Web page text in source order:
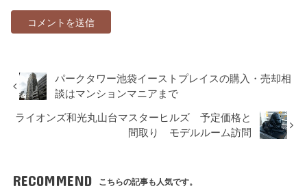
パークタワー池袋イーストプレイスの購入・売却相
談はマンションマニアまで
ライオンズ和光丸山台マスターヒルズ 予定価格と
間取り モデルルーム訪問
RECOMMEND こちらの記事も人気です。